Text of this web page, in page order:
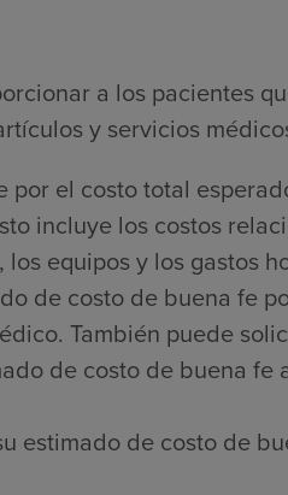
a los pacientes
y servicios
por el costo total
incluye los costos
equipos y los gastos
de costo de buena fe
También puede
de costo de buena fe
estimado de costo de